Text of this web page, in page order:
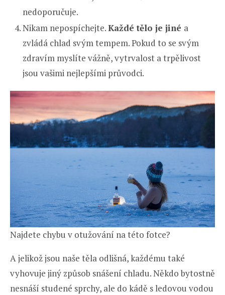
nedoporučuje.
Nikam nepospíchejte.Každé tělo je jiné a
zvládá chlad svým tempem. Pokud to se svým
zdravím myslíte vážně, vytrvalost a trpělivost
jsou vašimi nejlepšími průvodci.
Najdete chybu v otužování na této fotce?
A jelikož jsou naše těla odlišná, každému také
vyhovuje jiný způsob snášení chladu. Někdo bytostně
nesnáší studené sprchy, ale do kádě s ledovou vodou